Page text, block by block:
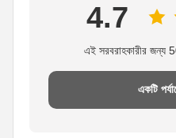
4.7
এই সরবরাহকারীর জন্য
একটি